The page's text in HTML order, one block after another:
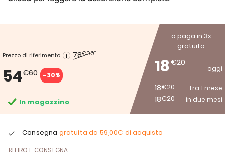
Prezzo di riferimento 78€00
54€60 -30%
o paga in 3x
gratuito
18€20
oggi
18€20 tra 1 mese
18€20 in due mesi
In magazzino
Consegna gratuita da 59,00€ di acquisto
RITIRO E CONSEGNA